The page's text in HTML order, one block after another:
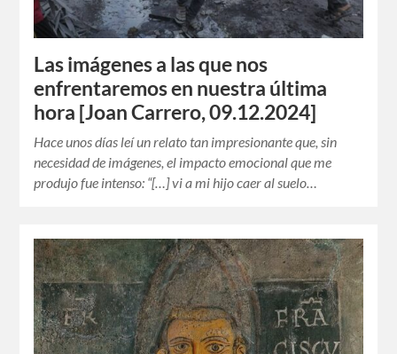
Las imágenes a las que nos
enfrentaremos en nuestra última
hora [Joan Carrero, 09.12.2024]
Hace unos días leí un relato tan impresionante que, sin
necesidad de imágenes, el impacto emocional que me
produjo fue intenso: “[…] vi a mi hijo caer al suelo…